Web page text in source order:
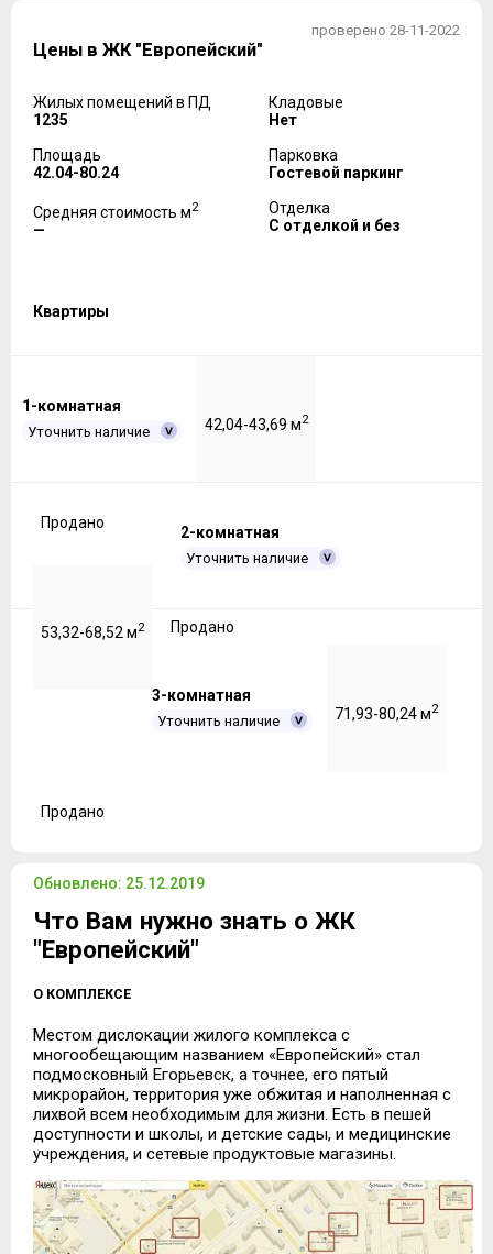
проверено 28-11-2022
Цены в ЖК "Европейский"
Жилых помещений в ПД
1235
Площадь
42.04-80.24
Средняя стоимость м2
—
Кладовые
Нет
Парковка
Гостевой паркинг
Отделка
С отделкой и без
Квартиры
1-комнатная
Уточнить наличие 42,04-43,69 м2
Продано
2-комнатная
Уточнить наличие
53,32-68,52 м2 Продано
3-комнатная
Уточнить наличие 71,93-80,24 м2
Продано
Обновлено: 25.12.2019
Что Вам нужно знать о ЖК
"Европейский"
О КОМПЛЕКСЕ
Местом дислокации жилого комплекса с
многообещающим названием «Европейский» стал
подмосковный Егорьевск, а точнее, его пятый
микрорайон, территория уже обжитая и наполненная с
лихвой всем необходимым для жизни. Есть в пешей
доступности и школы, и детские сады, и медицинские
учреждения, и сетевые продуктовые магазины.